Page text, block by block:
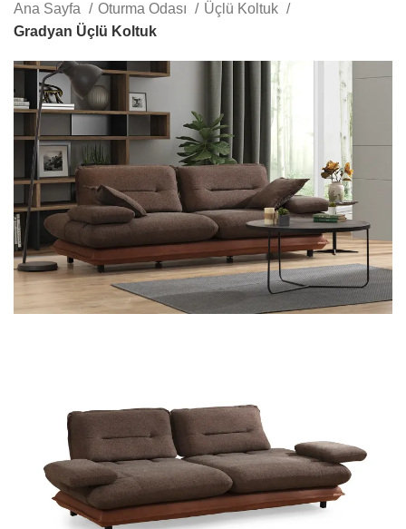
TV ÜNITESI
Ana Sayfa Oturma Odası
Üçlü Koltuk
Gradyan Üçlü Koltuk